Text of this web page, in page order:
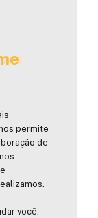
permite
de
você.